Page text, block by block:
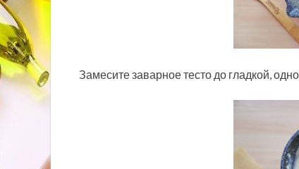
Замесите заварное тесто до гладкой,